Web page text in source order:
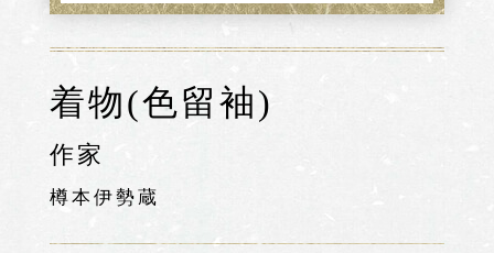
着物(色留袖)
作家
樽本伊勢蔵